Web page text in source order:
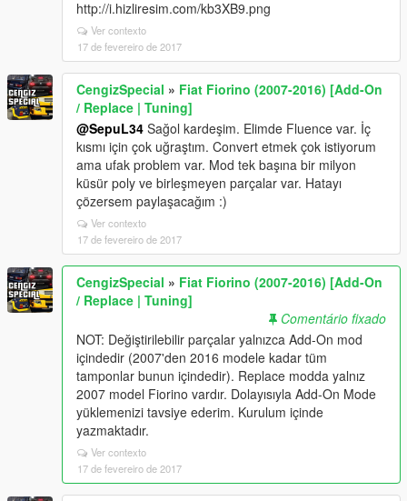
http://i.hizliresim.com/kb3XB9.png
Ver contexto
17 de fevereiro de 2017
CengizSpecial » Fiat Fiorino (2007-2016) [Add-On
/ Replace | Tuning]
@SepuL34 Sağol kardeşim. Elimde Fluence var. İç
kısmı için çok uğraştım. Convert etmek çok istiyorum
ama ufak problem var. Mod tek başına bir milyon
küsür poly ve birleşmeyen parçalar var. Hatayı
çözersem paylaşacağım :)
Ver contexto
17 de fevereiro de 2017
CengizSpecial » Fiat Fiorino (2007-2016) [Add-On
/ Replace | Tuning]
Comentário fixado
NOT: Değiştirilebilir parçalar yalnızca Add-On mod
içindedir (2007'den 2016 modele kadar tüm
tamponlar bunun içindedir). Replace modda yalnız
2007 model Fiorino vardır. Dolayısıyla Add-On Mode
yüklemenizi tavsiye ederim. Kurulum içinde
yazmaktadır.
Ver contexto
17 de fevereiro de 2017